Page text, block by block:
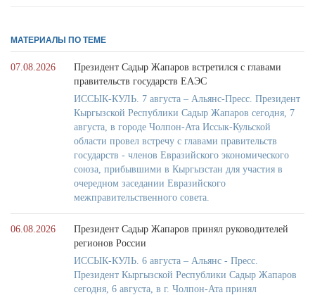
МАТЕРИАЛЫ ПО ТЕМЕ
07.08.2026
Президент Садыр Жапаров встретился с главами
правительств государств ЕАЭС
ИССЫК-КУЛЬ. 7 августа – Альянс-Пресс. Президент
Кыргызской Республики Садыр Жапаров сегодня, 7
августа, в городе Чолпон-Ата Иссык-Кульской
области провел встречу с главами правительств
государств - членов Евразийского экономического
союза, прибывшими в Кыргызстан для участия в
очередном заседании Евразийского
межправительственного совета.
06.08.2026
Президент Садыр Жапаров принял руководителей
регионов России
ИССЫК-КУЛЬ. 6 августа – Альянс - Пресс.
Президент Кыргызской Республики Садыр Жапаров
сегодня, 6 августа, в г. Чолпон-Ата принял